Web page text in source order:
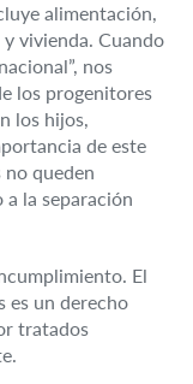
alimentación,
vivienda. Cuando
nos
los progenitores
los hijos,
de este
queden
la separación
El
es un derecho
tratados